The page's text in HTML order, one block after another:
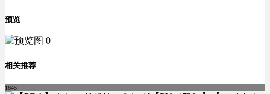
预览
相关推荐
1645